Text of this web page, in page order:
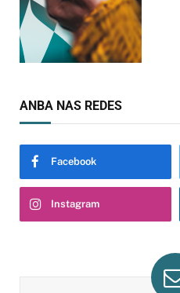
ANBA NAS REDES
Facebook
Instagram